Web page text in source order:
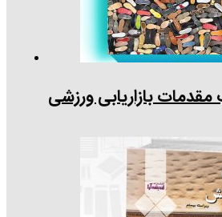
بازاریابی ورزشی